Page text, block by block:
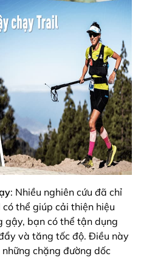
: Nhiều nghiên cứu đã chỉ
thể giúp cải thiện hiệu
gậy, bạn có thể tận dụng
và tăng tốc độ. Điều này
chặng đường dốc